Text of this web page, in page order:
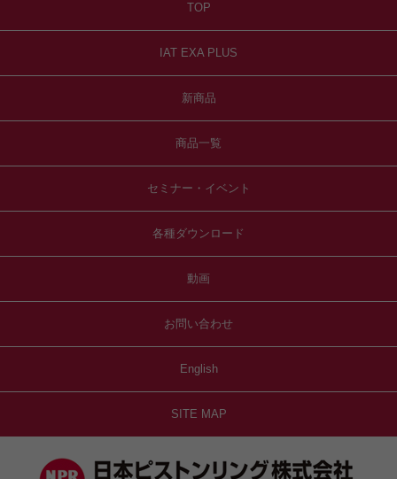
TOP
IAT EXA PLUS
新商品
商品一覧
セミナー・イベント
各種ダウンロード
動画
お問い合わせ
English
SITE MAP